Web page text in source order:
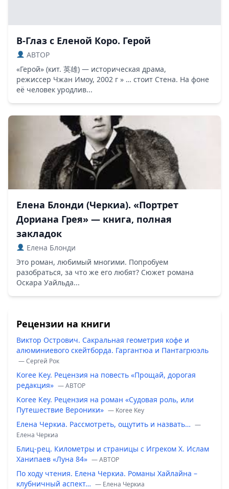
В-Глаз с Еленой Коро. Герой
ABTOP
«Герой» (кит. 英雄) — историческая драма,
режиссер Чжан Имоу, 2002 г » … стоит Стена. На фоне
её человек уродлив...
Елена Блонди (Черкиа). «Портрет
Дориана Грея» — книга, полная
закладок
Елена Блонди
Это роман, любимый многими. Попробуем
разобраться, за что же его любят? Сюжет романа
Оскара Уайльда...
Рецензии на книги
Виктор Острович. Сакральная геометрия кофе и
алюминиевого скейтборда. Гаргантюа и Пантагрюэль
— Сергей Рок
Koree Key. Рецензия на повесть «Прощай, дорогая
редакция» — ABTOP
Koree Key. Рецензия на роман «Судовая роль, или
Путешествие Вероники» — Koree Key
Елена Черкиа. Рассмотреть, ощутить и назвать… —
Елена Черкиа
Блиц-рец. Километры и страницы с Игреком Х. Ислам
Ханипаев «Луна 84» — ABTOP
По ходу чтения. Елена Черкиа. Романы Хайлайна –
клубничный аспект… — Елена Черкиа